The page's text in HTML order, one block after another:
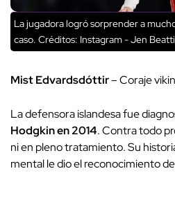
La jugadora logró sorprender a
caso. Créditos: Instagram - Jen
Mist Edvardsdóttir– Coraje
La defensora islandesa fue
Hodgkin en 2014. Contra todo
ni en pleno tratamiento. Su
mental le dio el reconocimiento